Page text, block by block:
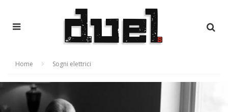
Home Sogni elettrici